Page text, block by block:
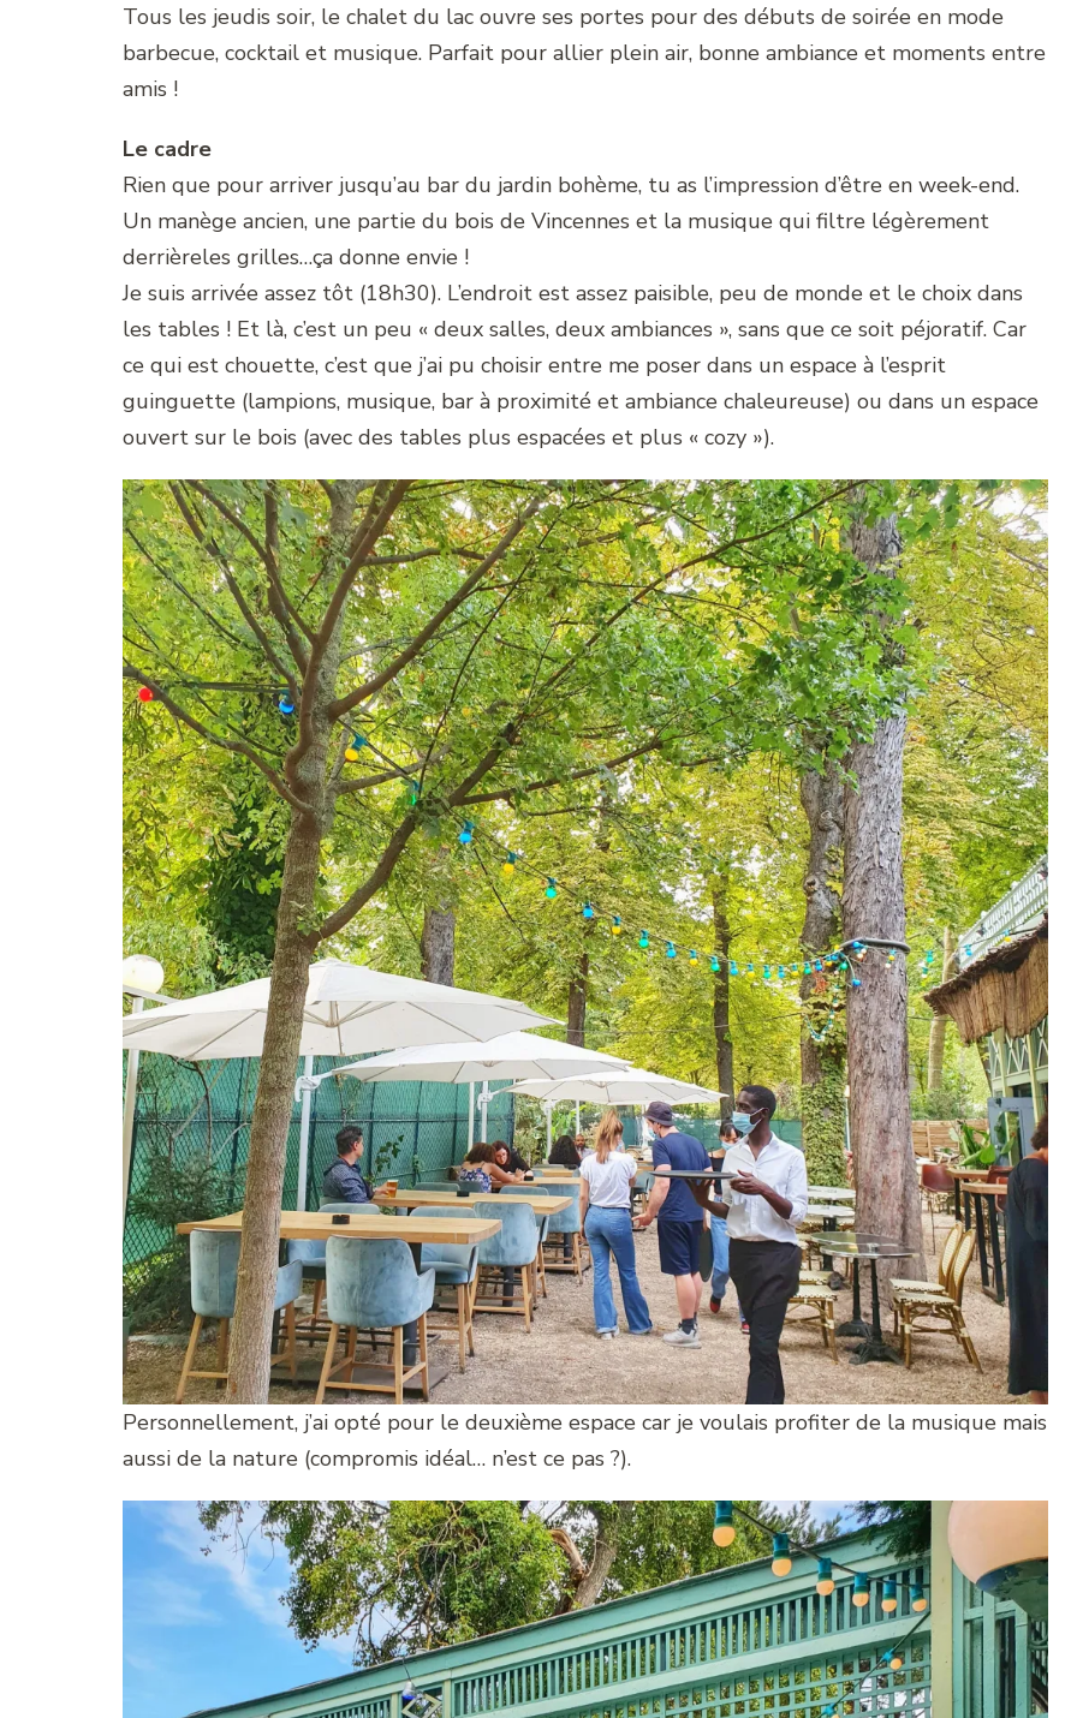
Tous les jeudis soir, le chalet du lac ouvre ses portes pour des débuts de soirée en mode
barbecue, cocktail et musique. Parfait pour allier plein air, bonne ambiance et moments entre
amis !
Le cadre
Rien que pour arriver jusqu’au bar du jardin bohème, tu as l’impression d’être en week-end.
Un manège ancien, une partie du bois de Vincennes et la musique qui filtre légèrement
derrièreles grilles…ça donne envie !
Je suis arrivée assez tôt (18h30). L’endroit est assez paisible, peu de monde et le choix dans
les tables ! Et là, c’est un peu « deux salles, deux ambiances », sans que ce soit péjoratif. Car
ce qui est chouette, c’est que j’ai pu choisir entre me poser dans un espace à l’esprit
guinguette (lampions, musique, bar à proximité et ambiance chaleureuse) ou dans un espace
ouvert sur le bois (avec des tables plus espacées et plus « cozy »).
Personnellement, j’ai opté pour le deuxième espace car je voulais profiter de la musique mais
aussi de la nature (compromis idéal… n’est ce pas ?).